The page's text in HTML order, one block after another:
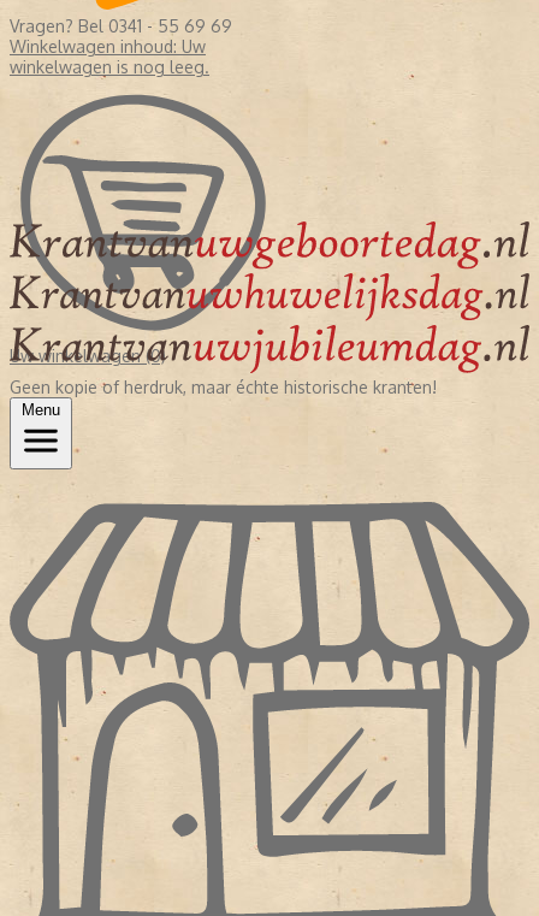
Vragen? Bel 0341 - 55 69 69
Winkelwagen inhoud: Uw
winkelwagen is nog leeg.
Uw winkelwagen (0)
Geen kopie of herdruk, maar échte historische kranten!
Menu